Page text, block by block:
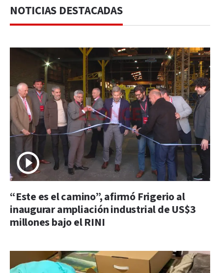
NOTICIAS DESTACADAS
“Este es el camino”, afirmó Frigerio al
inaugurar ampliación industrial de US$3
millones bajo el RINI